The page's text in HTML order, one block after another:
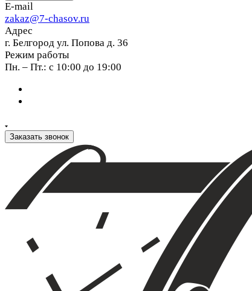
E-mail
zakaz@7-chasov.ru
Адрес
г. Белгород ул. Попова д. 36
Режим работы
Пн. – Пт.: с 10:00 до 19:00
Заказать звонок